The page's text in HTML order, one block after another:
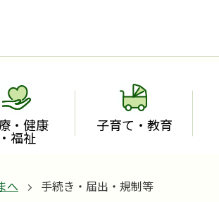
・健康
福祉
子育て・教育
へ 手続き・届出・規制等